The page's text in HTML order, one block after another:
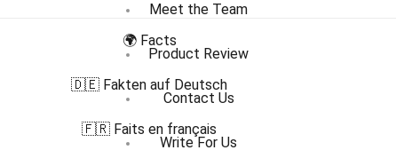
Meet the Team
Product Review
Contact Us
Write For Us
🌍 Facts
🇩🇪 Fakten auf Deutsch
🇫🇷 Faits en français